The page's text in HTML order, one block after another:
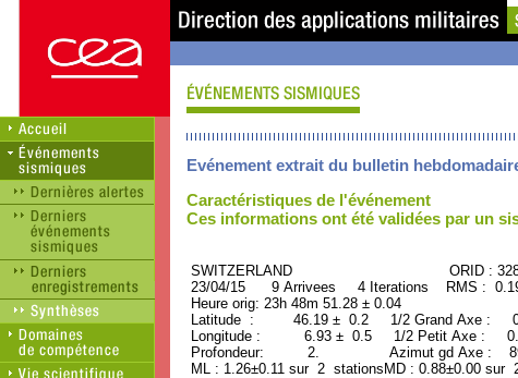
Evénement extrait du bulletin
Caractéristiques de l'événement
Ces informations ont été validées par un
SWITZERLAND ORID :
23/04/15 9 Arrivees 4 Iterations RMS :
Heure orig: 23h 48m 51.28 ± 0.04
Latitude : 46.19 ± 0.2 1/2 Grand Axe :
Longitude : 6.93 ± 0.5 1/2 Petit Axe :
Profondeur: 2. Azimut gd Axe :
ML : 1.26±0.11 sur 2 stationsMD : 0.88±0.00 sur